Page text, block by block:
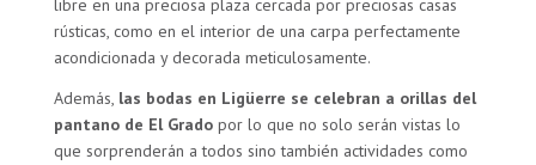
libre en una preciosa plaza cercada por preciosas casas
rústicas, como en el interior de una carpa perfectamente
acondicionada y decorada meticulosamente.
Además, las bodas en Ligüerre se celebran a orillas del
pantano de El Grado por lo que no solo serán vistas lo
que sorprenderán a todos sino también actividades como